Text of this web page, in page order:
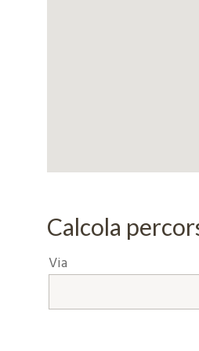
Calcola
Via